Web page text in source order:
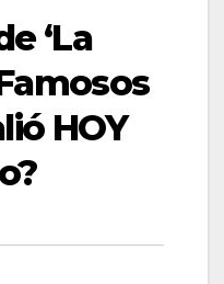
‘La
HOY